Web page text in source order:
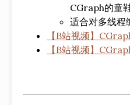
CGraph的童
适合对多线程
【B站视频】
【B站视频】